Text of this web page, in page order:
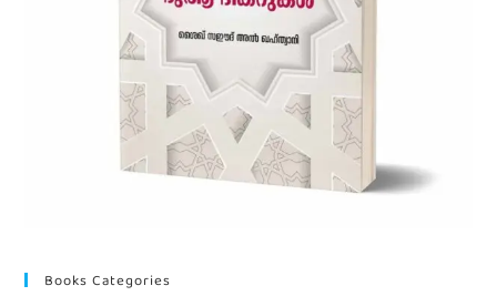
Books Categories